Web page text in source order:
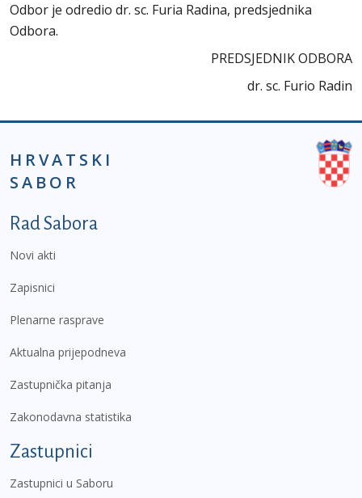
Odbor je odredio dr. sc. Furia Radina, predsjednika
Odbora.
PREDSJEDNIK ODBORA
dr. sc. Furio Radin
HRVATSKI
SABOR
Podnožje prvi izbornik
Rad Sabora
Novi akti
Zapisnici
Plenarne rasprave
Aktualna prijepodneva
Zastupnička pitanja
Zakonodavna statistika
Zastupnici
Zastupnici u Saboru